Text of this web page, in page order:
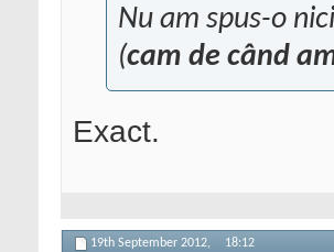
Nu am spus-o
(cam de când
Exact.
19th September 2012, 18:12